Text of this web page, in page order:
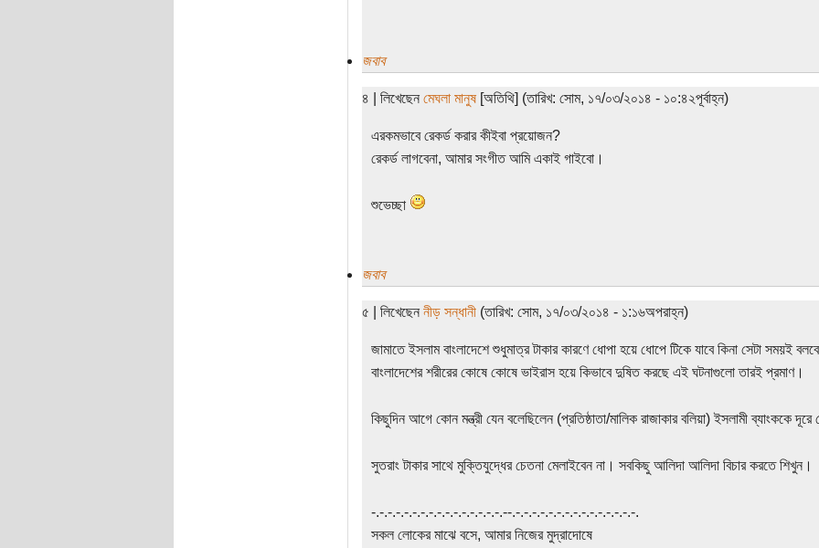
জবাব
৪ | লিখেছেন মেঘলা মানুষ[অতিথি] (তারিখ: সোম, ১৭/০৩/২০১৪ - ১০:৪২পূর্বাহ্ন)
এরকমভাবে রেকর্ড করার কীইবা প্রয়োজন?
রেকর্ড লাগবেনা, আমার সংগীত আমি একাই গাইবো।
শুভেচ্ছা
জবাব
৫ | লিখেছেন নীড় সন্ধানী(তারিখ: সোম, ১৭/০৩/২০১৪ - ১:১৬অপরাহ্ন)
জামাতে ইসলাম বাংলাদেশে শুধুমাত্র টাকার কারণে ধোপা হয়ে ধোপে টিকে যাবে কিনা সেটা সময়ই
বাংলাদেশের শরীরের কোষে কোষে ভাইরাস হয়ে কিভাবে দুষিত করছে এই ঘটনাগুলো তারই প্রমাণ।
কিছুদিন আগে কোন মন্ত্রী যেন বলেছিলেন (প্রতিষ্ঠাতা/মালিক রাজাকার বলিয়া) ইসলামী ব্যাংককে দূরে
সুতরাং টাকার সাথে মুক্তিযুদ্ধের চেতনা মেলাইবেন না। সবকিছু আলিদা আলিদা বিচার করতে শিখুন।
‍‌-.-.-.-.-.-.-.-.-.-.-.-.-.-.-.-.--.-.-.-.-.-.-.-.-.-.-.-.-.-.-.-.
সকল লোকের মাঝে বসে, আমার নিজের মুদ্রাদোষে